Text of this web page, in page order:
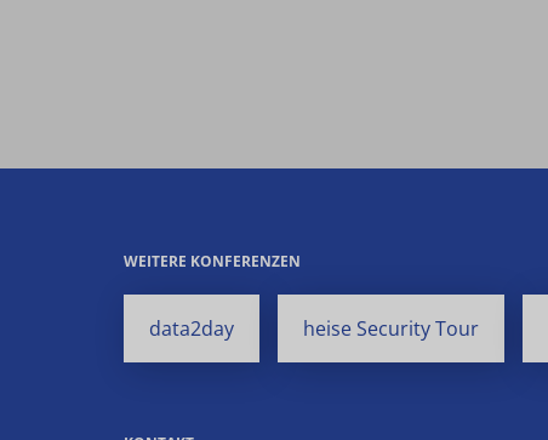
WEITERE KONFERENZEN
data2day heise Security Tour